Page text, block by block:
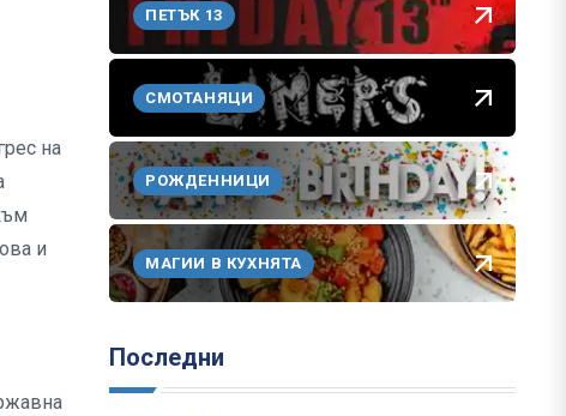
на
и
ПЕТЪК 13
СМОТАНЯЦИ
РОЖДЕННИЦИ
МАГИИ В КУХНЯТА
Последни